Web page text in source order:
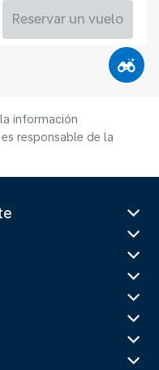
Reservar un vuelo
información
responsable de la